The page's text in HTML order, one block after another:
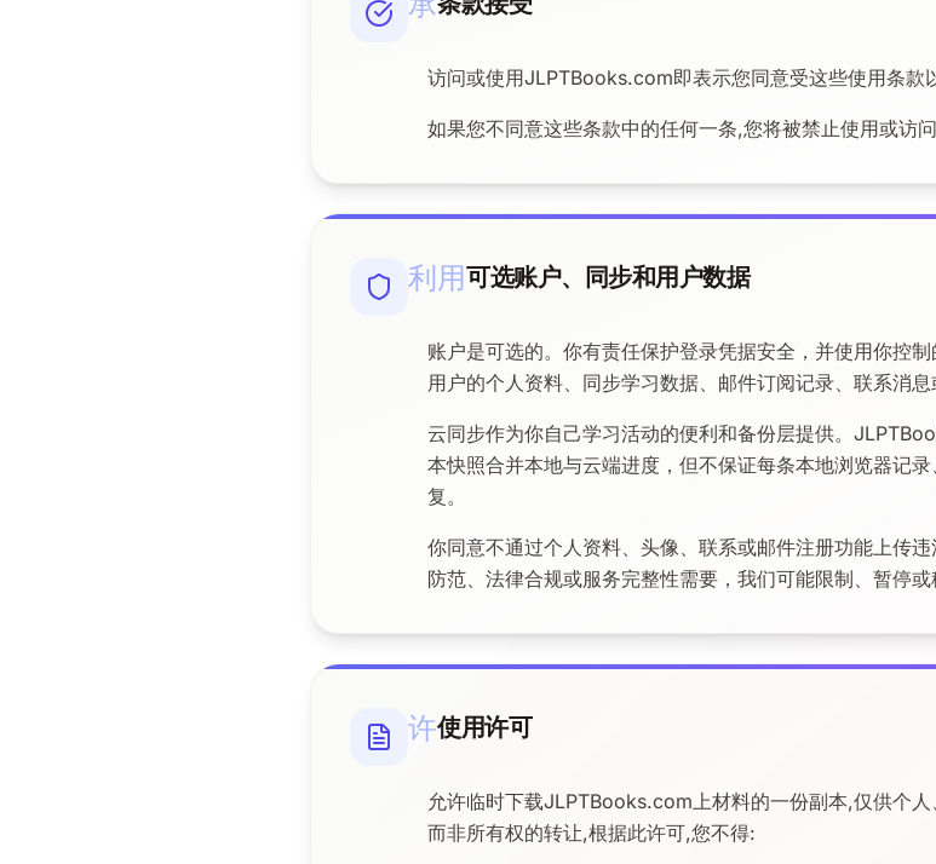
访问或使用JLPTBooks.com即表示您同意受这些使用条款
如果您不同意这些条款中的任何一条,您将被禁止使用或访问
利用可选账户、同步和用户数据
账户是可选的。你有责任保护登录凭据安全，并使用你控
用户的个人资料、同步学习数据、邮件订阅记录、联系消息
云同步作为你自己学习活动的便利和备份层提供。
本快照合并本地与云端进度，但不保证每条本地浏览器记
复。
你同意不通过个人资料、头像、联系或邮件注册功能上传
防范、法律合规或服务完整性需要，我们可能限制、暂停或
许使用许可
允许临时下载JLPTBooks.com上材料的一份副本,仅供个
而非所有权的转让,根据此许可,您不得: